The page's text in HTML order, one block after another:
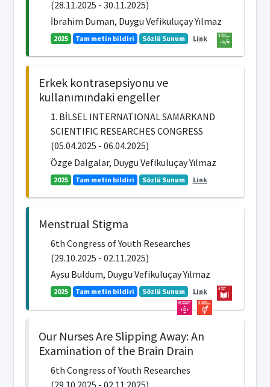
(28.11.2025 - 30.11.2025)
İbrahim Duman, Duygu Vefikuluçay Yılmaz
2025 Tam metin bildiri Sözlü Sunum Link
Erkek kontrasepsiyonu ve
kullanımındaki engeller
1. BİLSEL INTERNATIONAL SAMARKAND
SCIENTIFIC RESEARCHES CONGRESS
(05.04.2025 - 06.04.2025)
Özge Dalgalar, Duygu Vefikuluçay Yılmaz
2025 Tam metin bildiri Sözlü Sunum Link
Menstrual Stigma
6th Congress of Youth Researches
(29.10.2025 - 02.11.2025)
Aysu Buldum, Duygu Vefikuluçay Yılmaz
2025 Tam metin bildiri Sözlü Sunum Link
Our Nurses Are Slipping Away: An
Examination of the Brain Drain
6th Congress of Youth Researches
(29.10.2025 - 02.11.2025)